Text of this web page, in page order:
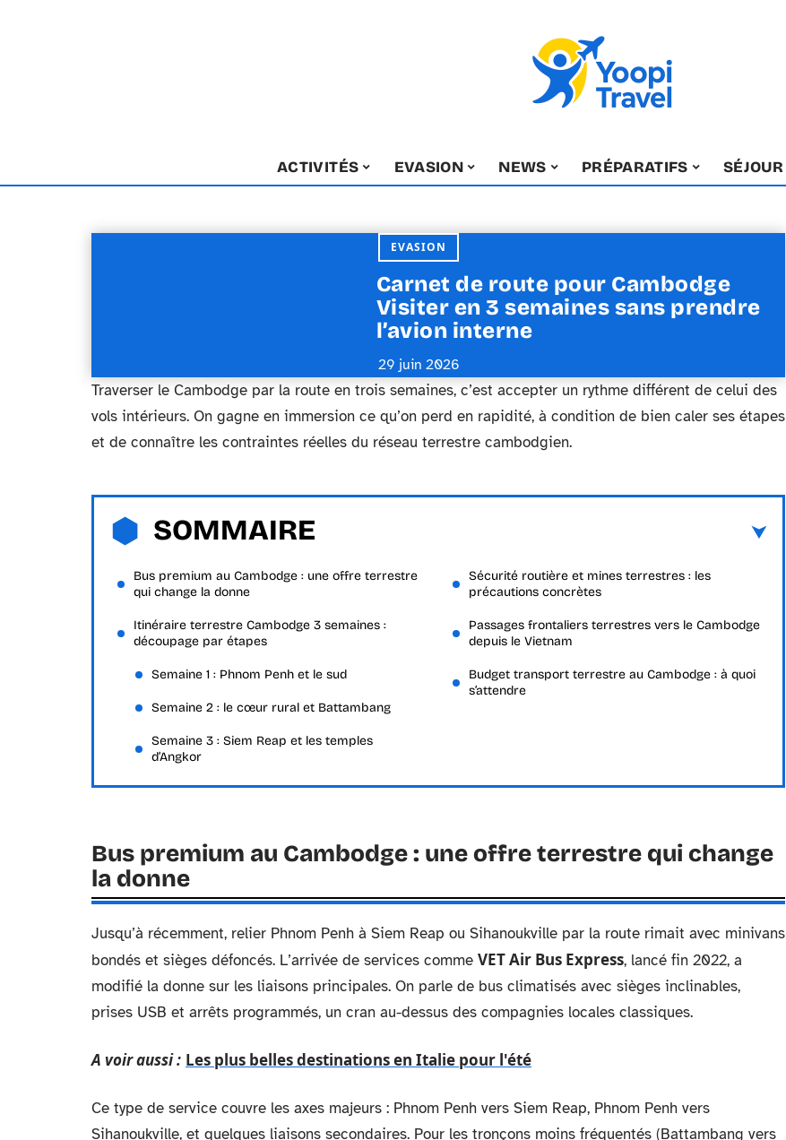
ACTIVITÉS EVASION NEWS PRÉPARATIFS SÉJOUR
EVASION
Carnet de route pour Cambodge
Visiter en 3 semaines sans prendre
l’avion interne
29 juin 2026
Traverser le Cambodge par la route en trois semaines, c’est accepter un rythme différent de celui des
vols intérieurs. On gagne en immersion ce qu’on perd en rapidité, à condition de bien caler ses étapes
et de connaître les contraintes réelles du réseau terrestre cambodgien.
SOMMAIRE
Bus premium au Cambodge : une offre terrestre
qui change la donne
Itinéraire terrestre Cambodge 3 semaines :
découpage par étapes
Semaine 1 : Phnom Penh et le sud
Semaine 2 : le cœur rural et Battambang
Semaine 3 : Siem Reap et les temples
d’Angkor
Sécurité routière et mines terrestres : les
précautions concrètes
Passages frontaliers terrestres vers le Cambodge
depuis le Vietnam
Budget transport terrestre au Cambodge : à quoi
s’attendre
Bus premium au Cambodge : une offre terrestre qui change
la donne
Jusqu’à récemment, relier Phnom Penh à Siem Reap ou Sihanoukville par la route rimait avec minivans
bondés et sièges défoncés. L’arrivée de services comme VET Air Bus Express, lancé fin 2022, a
modifié la donne sur les liaisons principales. On parle de bus climatisés avec sièges inclinables,
prises USB et arrêts programmés, un cran au-dessus des compagnies locales classiques.
A voir aussi : Les plus belles destinations en Italie pour l'été
Ce type de service couvre les axes majeurs : Phnom Penh vers Siem Reap, Phnom Penh vers
Sihanoukville, et quelques liaisons secondaires. Pour les tronçons moins fréquentés (Battambang vers